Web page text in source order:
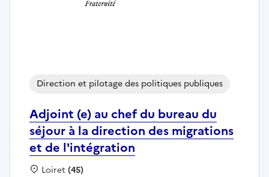
Adjoint (e) au chef du bureau du
séjour à la direction des migrations
et de l'intégration
Direction et pilotage des politiques publiques
Localisation :
Loiret(45)